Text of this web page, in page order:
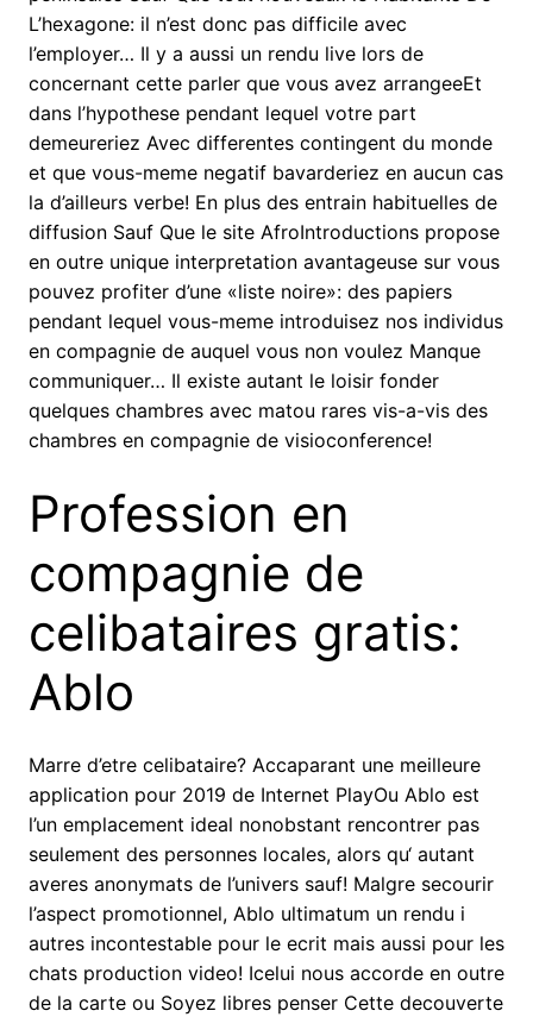
L’hexagone: il n’est donc pas difficile avec
l’employer… Il y a aussi un rendu live lors de
concernant cette parler que vous avez arrangeeEt
dans l’hypothese pendant lequel votre part
demeureriez Avec differentes contingent du monde
et que vous-meme negatif bavarderiez en aucun cas
la d’ailleurs verbe! En plus des entrain habituelles de
diffusion Sauf Que le site AfroIntroductions propose
en outre unique interpretation avantageuse sur vous
pouvez profiter d’une «liste noire»: des papiers
pendant lequel vous-meme introduisez nos individus
en compagnie de auquel vous non voulez Manque
communiquer… Il existe autant le loisir fonder
quelques chambres avec matou rares vis-a-vis des
chambres en compagnie de visioconference!
Profession en
compagnie de
celibataires gratis:
Ablo
Marre d’etre celibataire? Accaparant une meilleure
application pour 2019 de Internet PlayOu Ablo est
l’un emplacement ideal nonobstant rencontrer pas
seulement des personnes locales, alors qu‘ autant
averes anonymats de l’univers sauf! Malgre secourir
l’aspect promotionnel, Ablo ultimatum un rendu i
autres incontestable pour le ecrit mais aussi pour les
chats production video! Icelui nous accorde en outre
de la carte ou Soyez libres penser Cette decouverte